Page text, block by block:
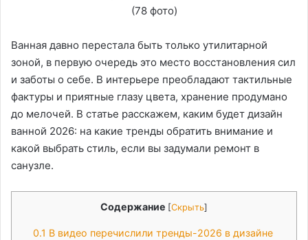
Ванная давно перестала быть только утилитарной
зоной, в первую очередь это место восстановления сил
и заботы о себе. В интерьере преобладают тактильные
фактуры и приятные глазу цвета, хранение продумано
до мелочей. В статье расскажем, каким будет дизайн
ванной 2026: на какие тренды обратить внимание и
какой выбрать стиль, если вы задумали ремонт в
санузле.
Содержание [Скрыть]
0.1 В видео перечислили тренды-2026 в дизайне